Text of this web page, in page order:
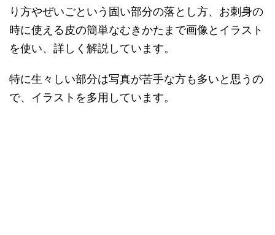
り方やぜいごという固い部分の落とし方、お刺身の
時に使える皮の簡単なむきかたまで画像とイラスト
を使い、詳しく解説しています。
特に生々しい部分は写真が苦手な方も多いと思うの
で、イラストを多用しています。